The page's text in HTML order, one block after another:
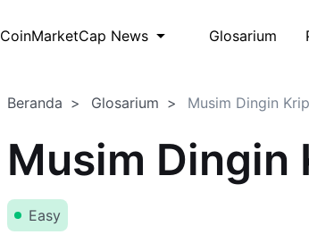
CoinMarketCap News Glosarium
Beranda Glosarium Musim Dingin
Musim Dingin
Easy